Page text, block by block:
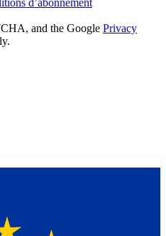
d’abonnement
and the Google Privacy